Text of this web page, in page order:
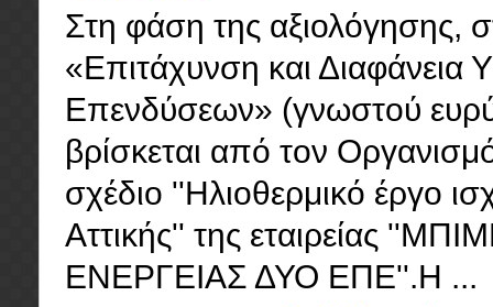
Στη φάση της αξιολόγησης,
«Επιτάχυνση και Διαφάνεια
Επενδύσεων» (γνωστού
βρίσκεται από τον
σχέδιο ''Ηλιοθερμικό έργο
Αττικής'' της εταιρείας
ΕΝΕΡΓΕΙΑΣ ΔΥΟ ΕΠΕ''.Η ...